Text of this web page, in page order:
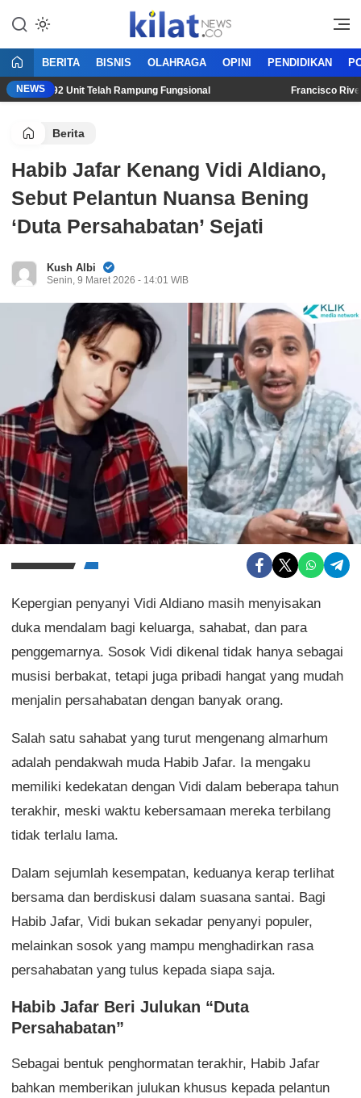
KilatNews.co
Mencerdaskan Anak Bangsa
BERITA BISNIS OLAHRAGA OPINI PENDIDIKAN
NEWS
192 Unit Telah Rampung Fungsional Francisco Rivera
Berita
Habib Jafar Kenang Vidi Aldiano,
Sebut Pelantun Nuansa Bening
‘Duta Persahabatan’ Sejati
Kush Albi
Senin, 9 Maret 2026 - 14:01 WIB
Kepergian penyanyi Vidi Aldiano masih menyisakan
duka mendalam bagi keluarga, sahabat, dan para
penggemarnya. Sosok Vidi dikenal tidak hanya sebagai
musisi berbakat, tetapi juga pribadi hangat yang mudah
menjalin persahabatan dengan banyak orang.
Salah satu sahabat yang turut mengenang almarhum
adalah pendakwah muda Habib Jafar. Ia mengaku
memiliki kedekatan dengan Vidi dalam beberapa tahun
terakhir, meski waktu kebersamaan mereka terbilang
tidak terlalu lama.
Dalam sejumlah kesempatan, keduanya kerap terlihat
bersama dan berdiskusi dalam suasana santai. Bagi
Habib Jafar, Vidi bukan sekadar penyanyi populer,
melainkan sosok yang mampu menghadirkan rasa
persahabatan yang tulus kepada siapa saja.
Habib Jafar Beri Julukan “Duta
Persahabatan”
Sebagai bentuk penghormatan terakhir, Habib Jafar
bahkan memberikan julukan khusus kepada pelantun